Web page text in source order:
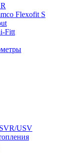
Flexofit S
Fitt
USV